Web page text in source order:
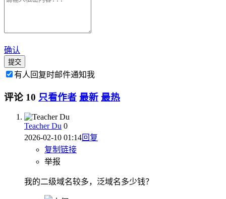
确认
提交
有人回复时邮件通知我
评论 10 只看作者 最新 最热
Teacher Du 0
2026-02-10 01:14回复
复制链接
举报
我的二级域名较多，泛域名多少钱？